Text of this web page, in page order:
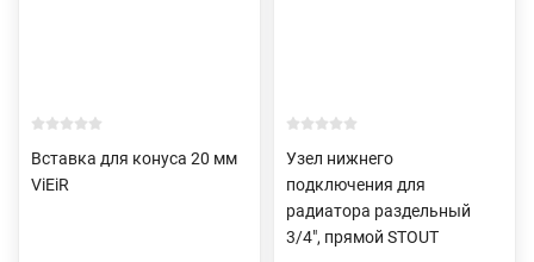
Вставка для конуса 20 мм
ViEiR
Узел нижнего
подключения для
радиатора раздельный
3/4", прямой STOUT